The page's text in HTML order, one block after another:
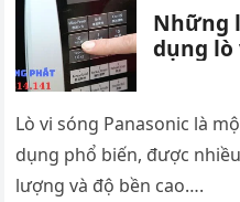
Những
dụng lò
Lò vi sóng Panasonic là
dụng phổ biến, được
lượng và độ bền cao….